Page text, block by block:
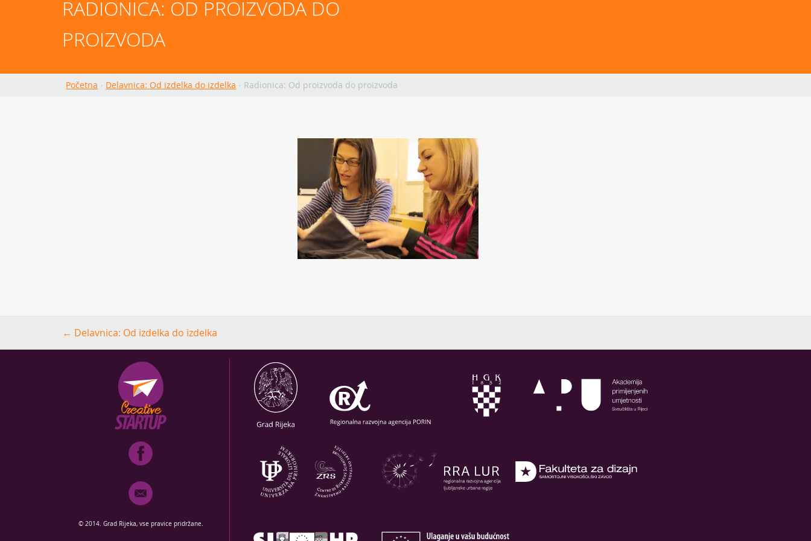
RADIONICA: OD PROIZVODA DO
PROIZVODA
Početna · Delavnica: Od izdelka do izdelka · Radionica: Od proizvoda do proizvoda
Post
navigation
← Delavnica: Od izdelka do izdelka
© 2014. Grad Rijeka, vse pravice pridržane.